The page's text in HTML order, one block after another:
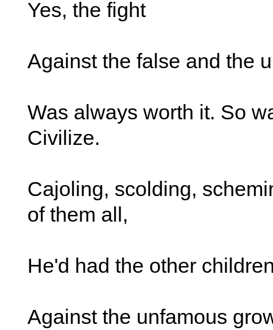
Yes, the fight
Against the false and the
Was always worth it. So
Civilize.
Cajoling, scolding,
of them all,
He'd had the other
Against the unfamous